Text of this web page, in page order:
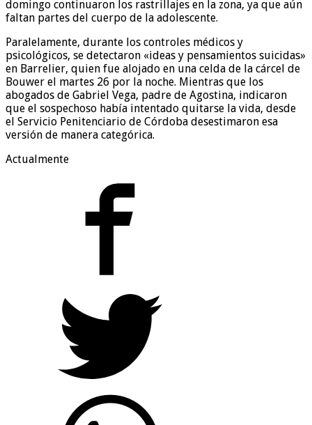
domingo continuaron los rastrillajes en la zona, ya que aún
faltan partes del cuerpo de la adolescente.
Paralelamente, durante los controles médicos y
psicológicos, se detectaron «ideas y pensamientos suicidas»
en Barrelier, quien fue alojado en una celda de la cárcel de
Bouwer el martes 26 por la noche. Mientras que los
abogados de Gabriel Vega, padre de Agostina, indicaron
que el sospechoso había intentado quitarse la vida, desde
el Servicio Penitenciario de Córdoba desestimaron esa
versión de manera categórica.
Actualmente